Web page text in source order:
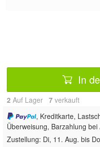
In
2 Auf Lager 7 verkauft
, Kreditkarte,
Überweisung, Barzahlung bei
Zustellung: Di, 11. Aug. bis